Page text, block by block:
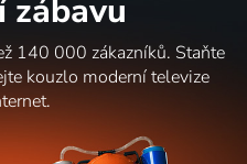
140 000 zákazníků. Staňte
kouzlo moderní televize